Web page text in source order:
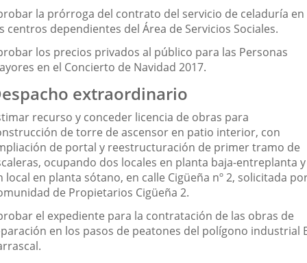
la prórroga del contrato del servicio de celaduría en
centros dependientes del Área de Servicios Sociales.
los precios privados al público para las Personas
en el Concierto de Navidad 2017.
extraordinario
recurso y conceder licencia de obras para
de torre de ascensor en patio interior, con
de portal y reestructuración de primer tramo de
ocupando dos locales en planta baja-entreplanta y
local en planta sótano, en calle Cigüeña nº 2, solicitada
de Propietarios Cigüeña 2.
el expediente para la contratación de las obras de
en los pasos de peatones del polígono industrial